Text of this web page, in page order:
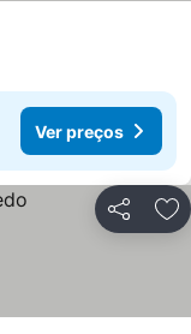
Ver preços
Partilhar